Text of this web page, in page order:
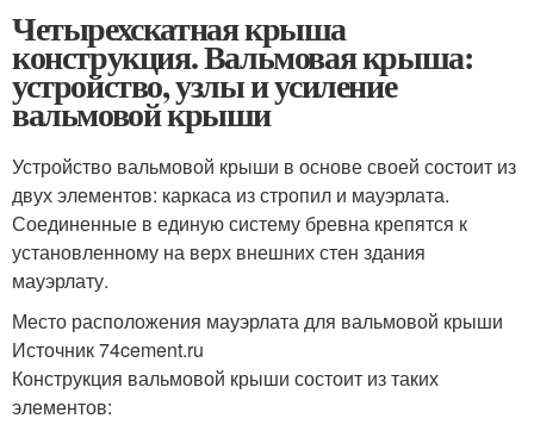
Четырехскатная крыша
конструкция. Вальмовая крыша:
устройство, узлы и усиление
вальмовой крыши
Устройство вальмовой крыши в основе своей состоит из
двух элементов: каркаса из стропил и мауэрлата.
Соединенные в единую систему бревна крепятся к
установленному на верх внешних стен здания
мауэрлату.
Место расположения мауэрлата для вальмовой крыши
Источник 74cement.ru
Конструкция вальмовой крыши состоит из таких
элементов: